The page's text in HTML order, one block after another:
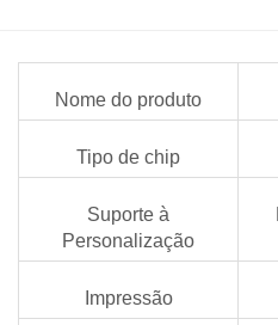
Nome do produto
Tipo de chip
Suporte à
Personalização
Impressão